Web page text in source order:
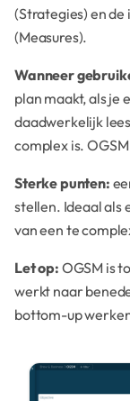
(Strategies) en
(Measures).
Wanneer
plan maakt, als je
daadwerkelijk
complex is.
Sterke punten:
stellen. Ideaal als
van een te
Let op: OGSM is
werkt naar
bottom-up